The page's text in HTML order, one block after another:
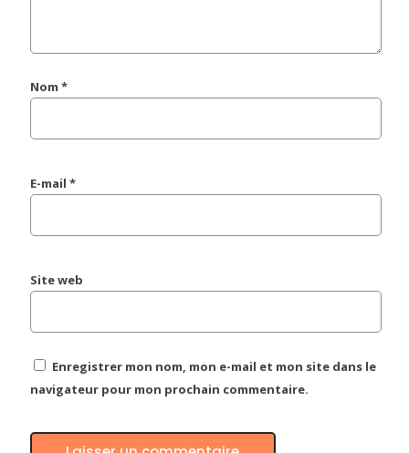
Nom *
E-mail *
Site web
Enregistrer mon nom, mon e-mail et mon site dans le
navigateur pour mon prochain commentaire.